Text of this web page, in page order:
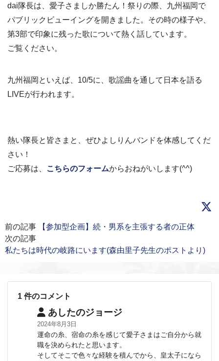
dai隊長は、愛子さましか勝たん！祭りの際、九州福岡で
パブリックビューイングを開きました。その時の様子や、
第3部で印象に残った歌について熱く話しています。
ご覧ください。
九州福岡といえば、10/5に、歌謡曲を通して日本を語る
LIVEが行われます。
熱い隊長と皆さまと、ぜひよしりんバンドを体感してくだ
さい！
ご応募は、
こちらのフォームからおねがいします(^^)
前の記事
【参加型企画】続・男系を主張する者の正体
次の記事
私たちは時代の岐路にいます(森由里子先生のポストより)
1 件のコメント
あしたのジョージ
2024年8月3日
運命の糸、宿命の糸を感じて愛子さまはご自分から就
職を決められたと思います。
そしてそこで色々な経験を積んでから、皇太子になら